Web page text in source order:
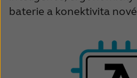
Schweiz
baterie a konektivita